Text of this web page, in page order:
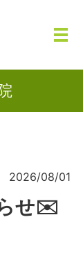
メ
2026/08/01
せ✉️